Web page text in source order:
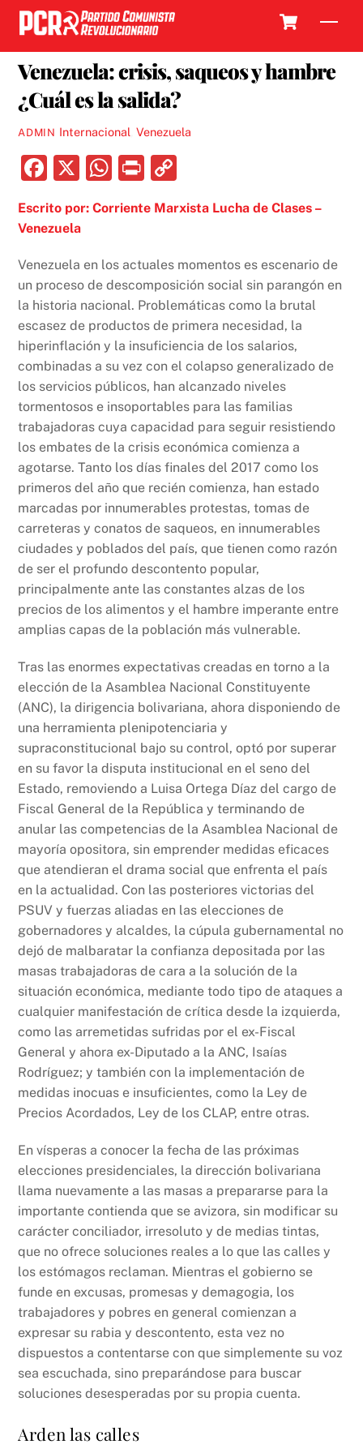
Skip
content
Venezuela: crisis, saqueos y hambre
¿Cuál es la salida?
ADMIN Internacional Venezuela
F
c
b
o
o
k
X
W
at
A
p
p
P
nt p
Li
n
k
Escrito por: Corriente Marxista Lucha de Clases –
Venezuela
Venezuela en los actuales momentos es escenario de
un proceso de descomposición social sin parangón en
la historia nacional. Problemáticas como la brutal
escasez de productos de primera necesidad, la
hiperinflación y la insuficiencia de los salarios,
combinadas a su vez con el colapso generalizado de
los servicios públicos, han alcanzado niveles
tormentosos e insoportables para las familias
trabajadoras cuya capacidad para seguir resistiendo
los embates de la crisis económica comienza a
agotarse. Tanto los días finales del 2017 como los
primeros del año que recién comienza, han estado
marcadas por innumerables protestas, tomas de
carreteras y conatos de saqueos, en innumerables
ciudades y poblados del país, que tienen como razón
de ser el profundo descontento popular,
principalmente ante las constantes alzas de los
precios de los alimentos y el hambre imperante entre
amplias capas de la población más vulnerable.
Tras las enormes expectativas creadas en torno a la
elección de la Asamblea Nacional Constituyente
(ANC), la dirigencia bolivariana, ahora disponiendo de
una herramienta plenipotenciaria y
supraconstitucional bajo su control, optó por superar
en su favor la disputa institucional en el seno del
Estado, removiendo a Luisa Ortega Díaz del cargo de
Fiscal General de la República y terminando de
anular las competencias de la Asamblea Nacional de
mayoría opositora, sin emprender medidas eficaces
que atendieran el drama social que enfrenta el país
en la actualidad. Con las posteriores victorias del
PSUV y fuerzas aliadas en las elecciones de
gobernadores y alcaldes, la cúpula gubernamental no
dejó de malbaratar la confianza depositada por las
masas trabajadoras de cara a la solución de la
situación económica, mediante todo tipo de ataques a
cualquier manifestación de crítica desde la izquierda,
como las arremetidas sufridas por el ex-Fiscal
General y ahora ex-Diputado a la ANC, Isaías
Rodríguez; y también con la implementación de
medidas inocuas e insuficientes, como la Ley de
Precios Acordados, Ley de los CLAP, entre otras.
En vísperas a conocer la fecha de las próximas
elecciones presidenciales, la dirección bolivariana
llama nuevamente a las masas a prepararse para la
importante contienda que se avizora, sin modificar su
carácter conciliador, irresoluto y de medias tintas,
que no ofrece soluciones reales a lo que las calles y
los estómagos reclaman. Mientras el gobierno se
funde en excusas, promesas y demagogia, los
trabajadores y pobres en general comienzan a
expresar su rabia y descontento, esta vez no
dispuestos a contentarse con que simplemente su voz
sea escuchada, sino preparándose para buscar
soluciones desesperadas por su propia cuenta.
Arden las calles